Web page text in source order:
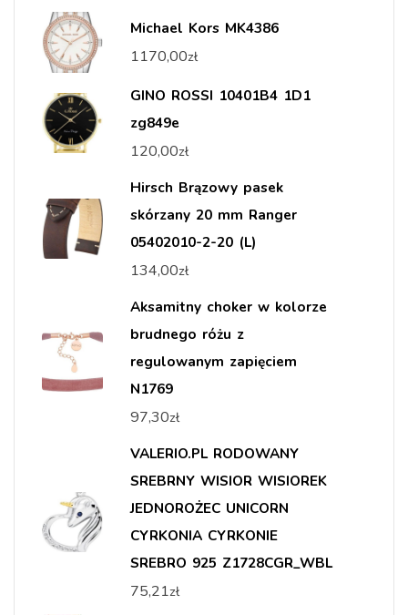
Michael Kors MK4386
1170,00zł
GINO ROSSI 10401B4 1D1
zg849e
120,00zł
Hirsch Brązowy pasek
skórzany 20 mm Ranger
05402010-2-20 (L)
134,00zł
Aksamitny choker w kolorze
brudnego różu z
regulowanym zapięciem
N1769
97,30zł
VALERIO.PL RODOWANY
SREBRNY WISIOR WISIOREK
JEDNOROŻEC UNICORN
CYRKONIA CYRKONIE
SREBRO 925 Z1728CGR_WBL
75,21zł